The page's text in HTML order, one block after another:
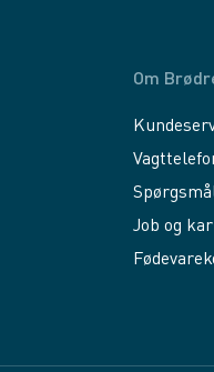
Om
Job og